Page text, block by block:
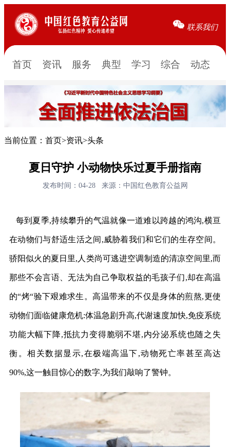
联系我们
首页 资讯 服务 典型 学习 综合 动态
当前位置： 首页>资讯>头条
夏日守护 小动物快乐过夏手册指南
发布时间：04-28 来源：中国红色教育公益网
每到夏季,持续攀升的气温就像一道难以跨越的鸿沟,横亘
在动物们与舒适生活之间,威胁着我们和它们的生存空间。
骄阳似火的夏日里,人类尚可逃进空调制造的清凉空间里,而
那些不会言语、无法为自己争取权益的毛孩子们,却在高温
的“烤“验下艰难求生。高温带来的不仅是身体的煎熬,更使
动物们面临健康危机:体温急剧升高,代谢速度加快,免疫系统
功能大幅下降,抵抗力变得脆弱不堪,内分泌系统也随之失
衡。相关数据显示,在极端高温下,动物死亡率甚至高达
90%,这一触目惊心的数字,为我们敲响了警钟。